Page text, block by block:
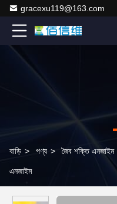
gracexu119@163.com
বাড়ি > পণ্য > জৈব শক্তি এনজাইম
এনজাইম